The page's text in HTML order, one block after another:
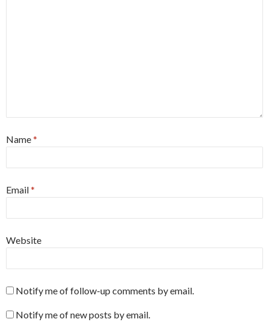
Name*
Email*
Website
Notify me of follow-up comments by email.
Notify me of new posts by email.